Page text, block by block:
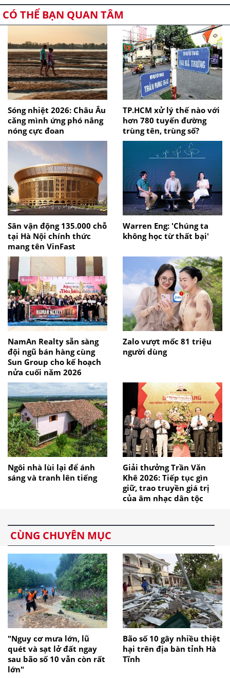
CÓ THỂ BẠN QUAN TÂM
Sóng nhiệt 2026: Châu Âu
căng mình ứng phó nắng
nóng cực đoan
TP.HCM xử lý thế nào với
hơn 780 tuyến đường
trùng tên, trùng số?
Sân vận động 135.000 chỗ
tại Hà Nội chính thức
mang tên VinFast
Warren Eng: 'Chúng ta
không học từ thất bại'
NamAn Realty sẵn sàng
đội ngũ bán hàng cùng
Sun Group cho kế hoạch
nửa cuối năm 2026
Zalo vượt mốc 81 triệu
người dùng
Ngôi nhà lùi lại để ánh
sáng và tranh lên tiếng
Giải thưởng Trần Văn
Khê 2026: Tiếp tục gìn
giữ, trao truyền giá trị
của âm nhạc dân tộc
CÙNG CHUYÊN MỤC
"Nguy cơ mưa lớn, lũ
quét và sạt lở đất ngay
sau bão số 10 vẫn còn rất
lớn"
Bão số 10 gây nhiều thiệt
hại trên địa bàn tỉnh Hà
Tĩnh